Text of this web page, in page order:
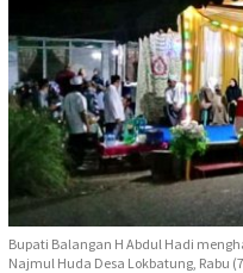
Bupati Balangan H Abdul Hadi
Najmul Huda Desa Lokbatung, Rabu